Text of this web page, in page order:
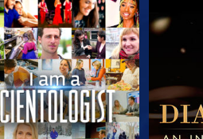
בדוק את הסדרה